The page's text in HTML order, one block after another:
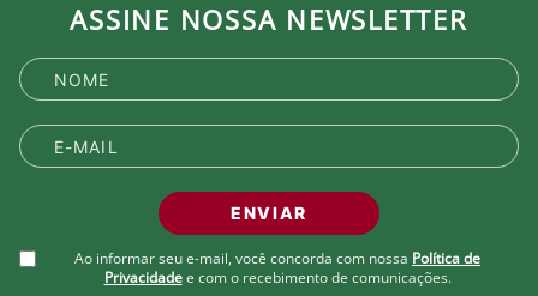
Detalhes:
Modelagem clássica polo
Toque macio e agradável
Produto Oficial Licenciado do Fluminense.
Ao comprar um produto oficial você fortalece seu
clube que recebe royalties com a venda de cada
ASSINE NOSSA NEWSLETTER
ENVIAR
Ao informar seu e-mail, você concorda com nossa Política de
Privacidade e com o recebimento de comunicações.